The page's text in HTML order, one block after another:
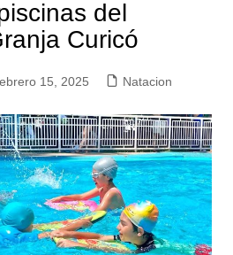
del
Curicó
15, 2025 Natacion